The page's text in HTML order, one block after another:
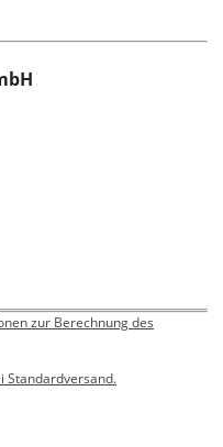
zur Berechnung des
Standardversand.